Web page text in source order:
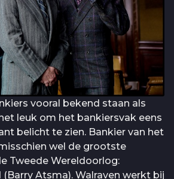
vooral bekend staan als
leuk om het bankiersvak eens
belicht te zien. Bankier van het
wel de grootste
Tweede Wereldoorlog:
(Barry Atsma). Walraven werkt bij